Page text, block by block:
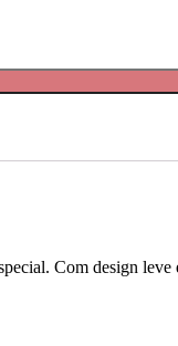
Com design